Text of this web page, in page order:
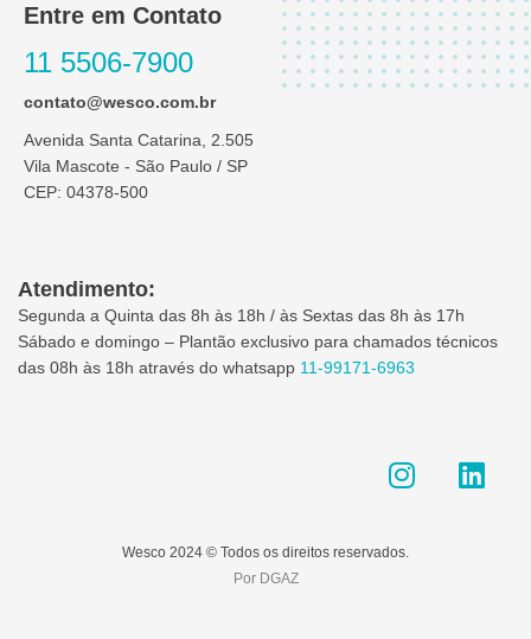
Entre em Contato
11 5506-7900
contato@wesco.com.br
Avenida Santa Catarina, 2.505
Vila Mascote - São Paulo / SP
CEP: 04378-500
Atendimento:
Segunda a Quinta das 8h às 18h / às Sextas das 8h às 17h
Sábado e domingo – Plantão exclusivo para chamados técnicos
das 08h às 18h através do whatsapp 11-99171-6963
n
a
i
Wesco 2024 © Todos os direitos reservados.
Por DGAZ